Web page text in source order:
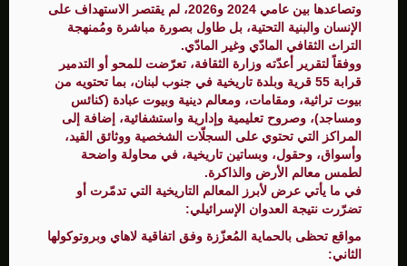
وتصاعدها بين عامي 2024 و2026، لم يقتصر الاستهداف على
الإنسان والبنية التحتية، بل طاول بصورة مباشرة ومُمنهجة
التراث الثقافي المادّي وغير المادّي.
ووفقاً لتقرير أعدّته وزارة الثقافة، تعرّضت للمحو أو التدمير
قرابة 55 قرية وبلدة تاريخية في جنوب لبنان، بما تحتويه من
بيوت تراثية، ومقامات، ومعالم دينية وبيوت عبادة (كنائس
ومساجد)، وصروح تعليمية وإدارية واستشفائية، إضافة إلى
المراكز التي تحتوي على السجلّات الشخصية ووثائق القيد،
وأسواق، وحقول، وبساتين تاريخية، في محاولة واضحة
لطمس معالم الأرض والذاكرة.
في ما يأتي عرض لأبرز المعالم التاريخية التي تدمّرت أو
تضرّرت نتيجة العدوان الإسرائيلي:
مواقع تحظى بالحماية المُعزّزة وفق اتفاقية لاهاي وبروتوكولها
الثاني: